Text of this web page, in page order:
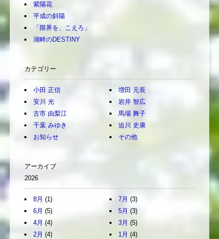
紫陽花
平成の斜陽
「限界を、こえろ」
湖畔のDESTINY
カテゴリー
小田 正信
増田 元長
安川 光
岩井 智広
古市 由梨江
馬場 舞子
千葉 みゆき
迫川 史康
お知らせ
その他
アーカイブ
2026
8月 (1) 7月 (3)
6月 (5) 5月 (3)
4月 (4) 3月 (5)
2月 (4) 1月 (4)